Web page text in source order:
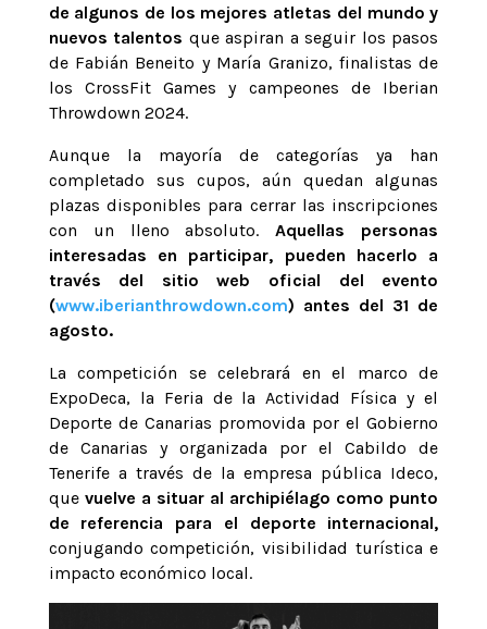
de algunos de los mejores atletas del mundo y
nuevos talentos que aspiran a seguir los pasos
de Fabián Beneito y María Granizo, finalistas de
los CrossFit Games y campeones de Iberian
Throwdown 2024.
Aunque la mayoría de categorías ya han
completado sus cupos, aún quedan algunas
plazas disponibles para cerrar las inscripciones
con un lleno absoluto.Aquellas personas
interesadas en participar, pueden hacerlo a
través del sitio web oficial del evento
(www.iberianthrowdown.com) antes del 31 de
agosto.
La competición se celebrará en el marco de
ExpoDeca, la Feria de la Actividad Física y el
Deporte de Canarias promovida por el Gobierno
de Canarias y organizada por el Cabildo de
Tenerife a través de la empresa pública Ideco,
que vuelve a situar al archipiélago como punto
de referencia para el deporte internacional,
conjugando competición, visibilidad turística e
impacto económico local.